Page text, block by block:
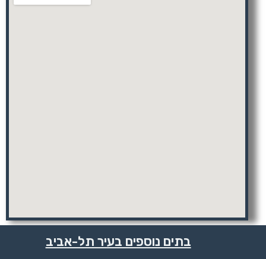
בתים נוספים בעיר תל-אביב